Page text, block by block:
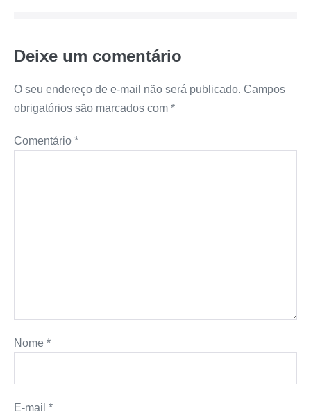
s
A
p
p
b
o
o
k
e
n
g
e
r
e
i
Deixe um comentário
O seu endereço de e-mail não será publicado. Campos
obrigatórios são marcados com *
Comentário *
Nome *
E-mail *